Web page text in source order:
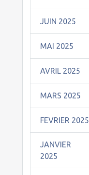
JUIN 2025
MAI 2025
AVRIL 2025
MARS 2025
FEVRIER 2025
JANVIER
2025